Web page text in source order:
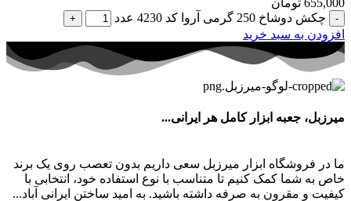
655,000 تومان
چکش دوشاخ 250 گرمی آروا کد 4230 عدد
افزودن به سبد خرید
میرزبل، جعبه ابزار کامل هر ایرانی...
ما در فروشگاه ابزار میرزبل سعی داریم بدون تعصب روی یک برند
خاص به شما کمک کنیم تا متناسب با نوع استفاده خود، انتخابی با
کیفیت و مقرون به صرفه داشته باشید. به امید ساختن ایرانی آباد...